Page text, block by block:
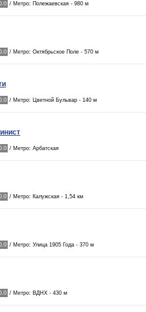
/ Метро: Полежаевская - 980 м
/ Метро: Октябрьское Поле - 570 м
/ Метро: Цветной Бульвар - 140 м
/ Метро: Арбатская
/ Метро: Калужская - 1,54 км
/ Метро: Улица 1905 Года - 370 м
/ Метро: ВДНХ - 430 м